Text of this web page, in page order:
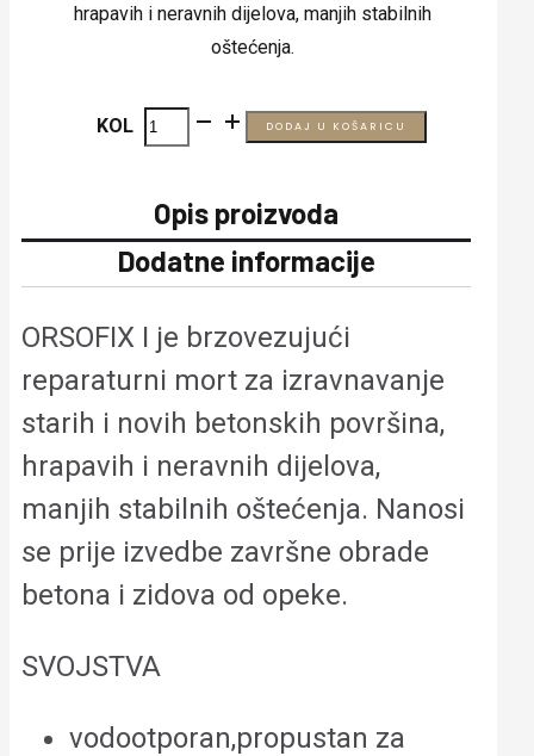
hrapavih i neravnih dijelova, manjih stabilnih
oštećenja.
KOL
ORSOFIX
DODAJ U KOŠARICU
Opis proizvoda
Dodatne informacije
ORSOFIX I je brzovezujući
reparaturni mort za izravnavanje
starih i novih betonskih površina,
hrapavih i neravnih dijelova,
manjih stabilnih oštećenja. Nanosi
se prije izvedbe završne obrade
betona i zidova od opeke.
SVOJSTVA
vodootporan,propustan za